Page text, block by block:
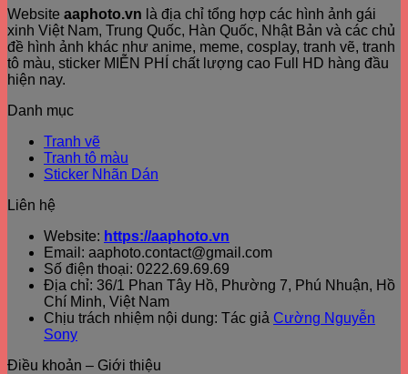
Website aaphoto.vn là địa chỉ tổng hợp các hình ảnh gái
xinh Việt Nam, Trung Quốc, Hàn Quốc, Nhật Bản và các chủ
đề hình ảnh khác như anime, meme, cosplay, tranh vẽ, tranh
tô màu, sticker MIỄN PHÍ chất lượng cao Full HD hàng đầu
hiện nay.
Danh mục
Tranh vẽ
Tranh tô màu
Sticker Nhãn Dán
Liên hệ
Website: https://aaphoto.vn
Email: aaphoto.contact@gmail.com
Số điện thoại: 0222.69.69.69
Địa chỉ: 36/1 Phan Tây Hồ, Phường 7, Phú Nhuận, Hồ
Chí Minh, Việt Nam
Chịu trách nhiệm nội dung: Tác giả Cường Nguyễn
Sony
Điều khoản – Giới thiệu